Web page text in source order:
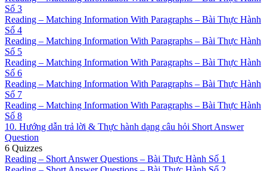
Số 3
Reading – Matching Information With Paragraphs – Bài Thực Hành
Số 4
Reading – Matching Information With Paragraphs – Bài Thực Hành
Số 5
Reading – Matching Information With Paragraphs – Bài Thực Hành
Số 6
Reading – Matching Information With Paragraphs – Bài Thực Hành
Số 7
Reading – Matching Information With Paragraphs – Bài Thực Hành
Số 8
10. Hướng dẫn trả lời & Thực hành dạng câu hỏi Short Answer
Question
6 Quizzes
Reading – Short Answer Questions – Bài Thực Hành Số 1